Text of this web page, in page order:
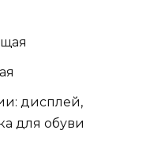
дисплей,
для обуви